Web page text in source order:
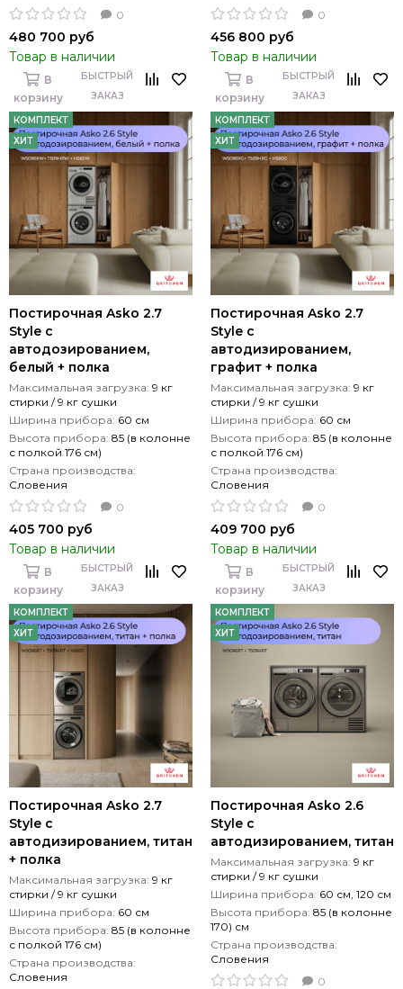
0
480 700 руб
Товар в наличии
В
корзину
БЫСТРЫЙ
ЗАКАЗ
0
456 800 руб
Товар в наличии
В
корзину
БЫСТРЫЙ
ЗАКАЗ
КОМПЛЕКТ
ХИТ
Постирочная Asko 2.7
Style с
автодозированием,
белый + полка
Максимальная загрузка: 9 кг
стирки / 9 кг сушки
Ширина прибора: 60 см
Высота прибора: 85 (в колонне
с полкой 176 см)
Страна производства:
Словения
0
405 700 руб
Товар в наличии
В
корзину
БЫСТРЫЙ
ЗАКАЗ
КОМПЛЕКТ
ХИТ
Постирочная Asko 2.7
Style с
автодизированием,
графит + полка
Максимальная загрузка: 9 кг
стирки / 9 кг сушки
Ширина прибора: 60 см
Высота прибора: 85 (в колонне
с полкой 176 см)
Страна производства:
Словения
0
409 700 руб
Товар в наличии
В
корзину
БЫСТРЫЙ
ЗАКАЗ
КОМПЛЕКТ
ХИТ
Постирочная Asko 2.7
Style с
автодизированием, титан
+ полка
Максимальная загрузка: 9 кг
стирки / 9 кг сушки
Ширина прибора: 60 см
Высота прибора: 85 (в колонне
с полкой 176 см)
Страна производства:
Словения
КОМПЛЕКТ
ХИТ
Постирочная Asko 2.6
Style с
автодизированием, титан
Максимальная загрузка: 9 кг
стирки / 9 кг сушки
Ширина прибора: 60 см, 120 см
Высота прибора: 85 (в колонне
170) см
Страна производства:
Словения
0